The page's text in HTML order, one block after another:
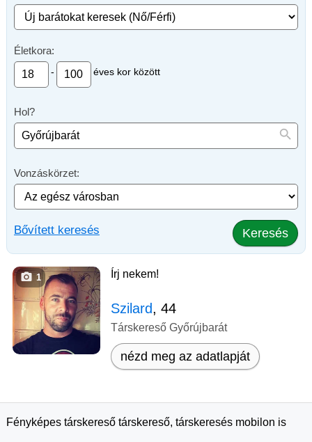
Életkora:
- éves kor között
Hol?
Vonzáskörzet:
Bővített keresés Keresés
1 Írj nekem!
Szilard, 44
Társkereső Győrújbarát
nézd meg az adatlapját
Fényképes társkereső társkereső, társkeresés mobilon is